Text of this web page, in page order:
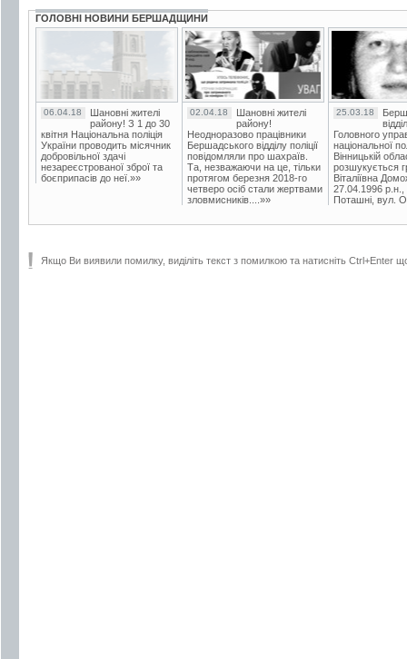
ГОЛОВНІ НОВИНИ БЕРШАДЩИНИ
06.04.18
Шановні жителі
району! З 1 до 30
квітня Національна поліція
України проводить місячник
добровільної здачі
незареєстрованої зброї та
боєприпасів до неї.»»
02.04.18
Шановні жителі
району!
Неодноразово працівники
Бершадського відділу поліції
повідомляли про шахраїв.
Та, незважаючи на це, тільки
протягом березня 2018-го
четверо осіб стали жертвами
зловмисників....»»
25.03.18
Головного
національної
Вінницькій
розшукується
Віталіївна
27.04.1996 р.н.,
Поташні, вул.
Якщо Ви виявили помилку, виділіть текст з помилкою та натисніть Ctrl+Enter